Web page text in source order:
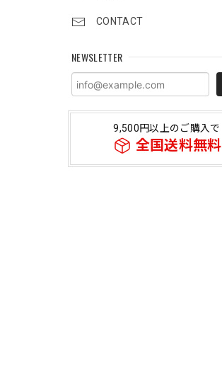
CONTACT
NEWSLETTER
9,500円以上のご購入で
全国送料無料